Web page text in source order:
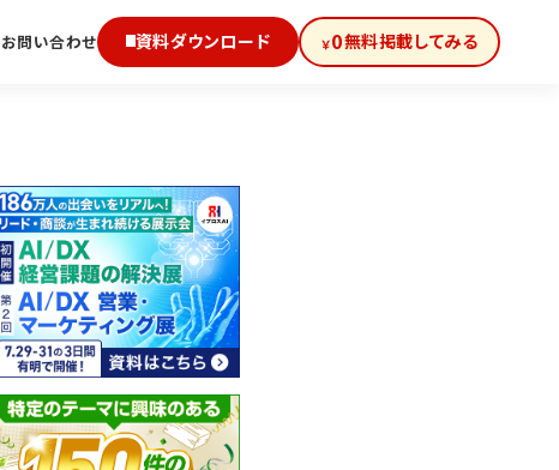
お問い合わせ 資料ダウンロード ￥0無料掲載してみる